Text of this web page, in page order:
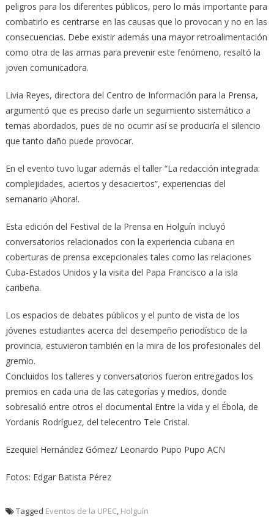
peligros para los diferentes públicos, pero lo más importante para
combatirlo es centrarse en las causas que lo provocan y no en las
consecuencias. Debe existir además una mayor retroalimentación
como otra de las armas para prevenir este fenómeno, resaltó la
joven comunicadora.
Livia Reyes, directora del Centro de Información para la Prensa,
argumentó que es preciso darle un seguimiento sistemático a
temas abordados, pues de no ocurrir así se produciría el silencio
que tanto daño puede provocar.
En el evento tuvo lugar además el taller “La redacción integrada:
complejidades, aciertos y desaciertos”, experiencias del
semanario ¡Ahora!.
Esta edición del Festival de la Prensa en Holguín incluyó
conversatorios relacionados con la experiencia cubana en
coberturas de prensa excepcionales tales como las relaciones
Cuba-Estados Unidos y la visita del Papa Francisco a la isla
caribeña.
Los espacios de debates públicos y el punto de vista de los
jóvenes estudiantes acerca del desempeño periodístico de la
provincia, estuvieron también en la mira de los profesionales del
gremio.
Concluidos los talleres y conversatorios fueron entregados los
premios en cada una de las categorías y medios, donde
sobresalió entre otros el documental Entre la vida y el Ébola, de
Yordanis Rodríguez, del telecentro Tele Cristal.
Ezequiel Hernández Gómez/ Leonardo Pupo Pupo ACN
Fotos: Edgar Batista Pérez
Tagged Eventos de la UPEC, Holguín